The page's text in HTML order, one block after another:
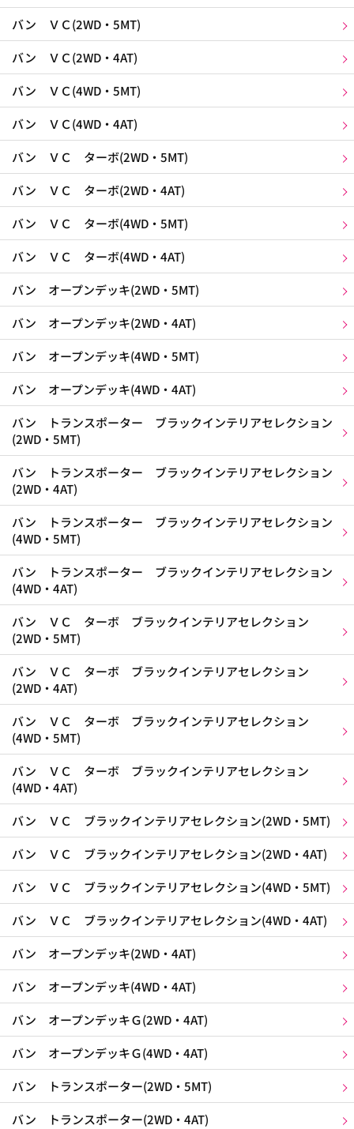
バン ＶＣ(2WD・5MT)
バン ＶＣ(2WD・4AT)
バン ＶＣ(4WD・5MT)
バン ＶＣ(4WD・4AT)
バン ＶＣ ターボ(2WD・5MT)
バン ＶＣ ターボ(2WD・4AT)
バン ＶＣ ターボ(4WD・5MT)
バン ＶＣ ターボ(4WD・4AT)
バン オープンデッキ(2WD・5MT)
バン オープンデッキ(2WD・4AT)
バン オープンデッキ(4WD・5MT)
バン オープンデッキ(4WD・4AT)
バン トランスポーター ブラックインテリアセレクション
(2WD・5MT)
バン トランスポーター ブラックインテリアセレクション
(2WD・4AT)
バン トランスポーター ブラックインテリアセレクション
(4WD・5MT)
バン トランスポーター ブラックインテリアセレクション
(4WD・4AT)
バン ＶＣ ターボ ブラックインテリアセレクション
(2WD・5MT)
バン ＶＣ ターボ ブラックインテリアセレクション
(2WD・4AT)
バン ＶＣ ターボ ブラックインテリアセレクション
(4WD・5MT)
バン ＶＣ ターボ ブラックインテリアセレクション
(4WD・4AT)
バン ＶＣ ブラックインテリアセレクション(2WD・5MT)
バン ＶＣ ブラックインテリアセレクション(2WD・4AT)
バン ＶＣ ブラックインテリアセレクション(4WD・5MT)
バン ＶＣ ブラックインテリアセレクション(4WD・4AT)
バン オープンデッキ(2WD・4AT)
バン オープンデッキ(4WD・4AT)
バン オープンデッキＧ(2WD・4AT)
バン オープンデッキＧ(4WD・4AT)
バン トランスポーター(2WD・5MT)
バン トランスポーター(2WD・4AT)